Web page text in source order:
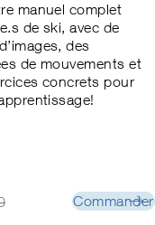
manuel complet
de ski, avec de
des
de mouvements et
concrets pour
Commander